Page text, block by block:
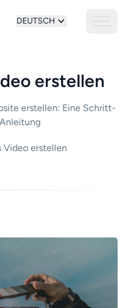
DEUTSCH
erstellen
erstellen: Eine Schritt-
Video erstellen